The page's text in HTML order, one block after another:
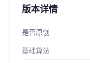
版本详情
是否原创
基础算法